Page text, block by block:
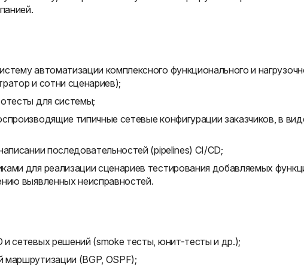
автоматизации комплексного функционального и
и сотни сценариев);
для системы;
типичные сетевые конфигурации заказчиков, в
последовательностей (pipelines) CI/CD;
для реализации сценариев тестирования добавляемых
выявленных неисправностей.
сетевых решений (smoke тесты, юнит-тесты и др.);
(BGP, OSPF);